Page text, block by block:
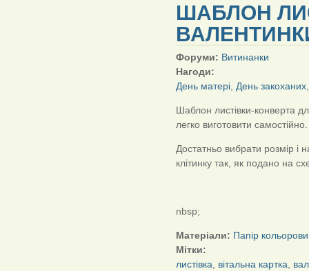
ШАБЛОН
Форуми: Витинанки
Нагоди:
День матері День закоханих
Шаблон листівки-конверта
легко виготовити самостійно.
Достатньо вибрати розмір і
клітинку так, як подано на
nbsp;
Матеріали: Папір
Мітки:
листівка
вітальна картка